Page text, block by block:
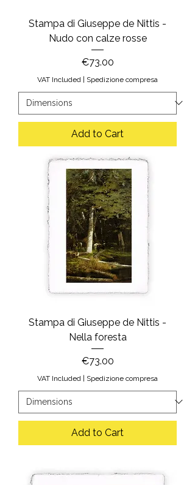
Stampa di Giuseppe de Nittis -
Nudo con calze rosse
Price
€73.00
VAT Included | Spedizione compresa
Add to Cart
Stampa di Giuseppe de Nittis -
Nella foresta
Price
€73.00
VAT Included | Spedizione compresa
Add to Cart